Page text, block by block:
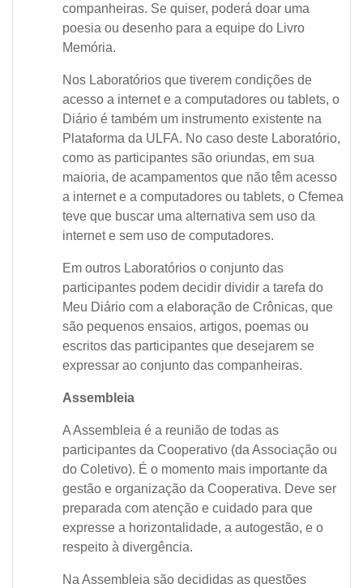
companheiras. Se quiser, poderá doar uma
poesia ou desenho para a equipe do Livro
Memória.
Nos Laboratórios que tiverem condições de
acesso a internet e a computadores ou tablets, o
Diário é também um instrumento existente na
Plataforma da ULFA. No caso deste Laboratório,
como as participantes são oriundas, em sua
maioria, de acampamentos que não têm acesso
a internet e a computadores ou tablets, o Cfemea
teve que buscar uma alternativa sem uso da
internet e sem uso de computadores.
Em outros Laboratórios o conjunto das
participantes podem decidir dividir a tarefa do
Meu Diário com a elaboração de Crônicas, que
são pequenos ensaios, artigos, poemas ou
escritos das participantes que desejarem se
expressar ao conjunto das companheiras.
Assembleia
A Assembleia é a reunião de todas as
participantes da Cooperativo (da Associação ou
do Coletivo). É o momento mais importante da
gestão e organização da Cooperativa. Deve ser
preparada com atenção e cuidado para que
expresse a horizontalidade, a autogestão, e o
respeito à divergência.
Na Assembleia são decididas as questões